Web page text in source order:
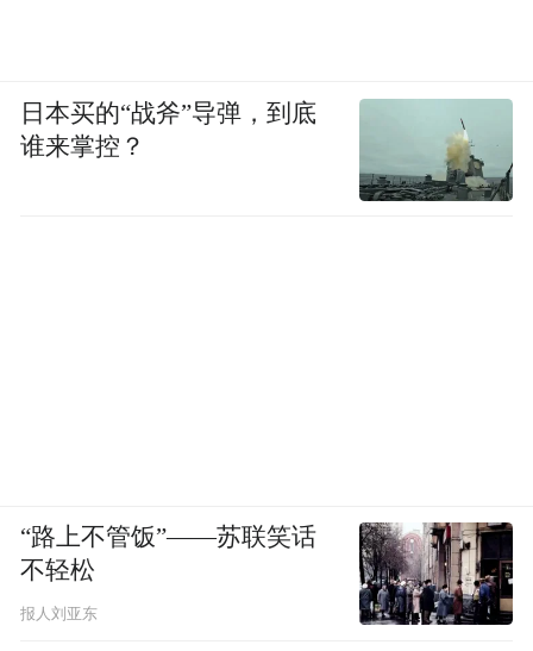
日本买的“战斧”导弹，到底
谁来掌控？
“路上不管饭”——苏联笑话
不轻松
报人刘亚东